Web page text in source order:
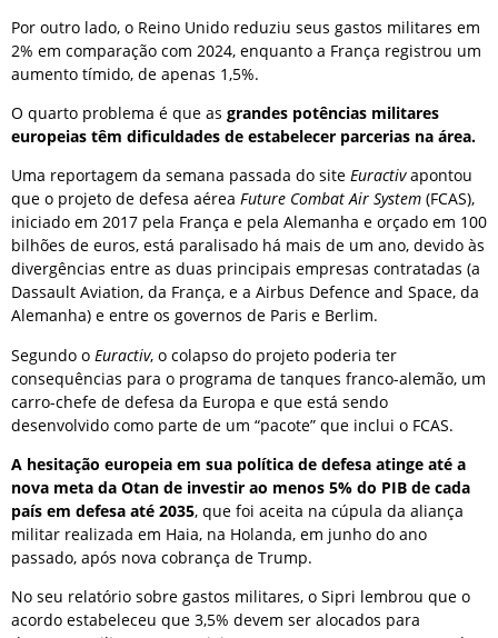
Por outro lado, o Reino Unido reduziu seus gastos militares em
2% em comparação com 2024, enquanto a França registrou um
aumento tímido, de apenas 1,5%.
O quarto problema é que as grandes potências militares
europeias têm dificuldades de estabelecer parcerias na área.
Uma reportagem da semana passada do site Euractivapontou
que o projeto de defesa aérea Future Combat Air System (FCAS),
iniciado em 2017 pela França e pela Alemanha e orçado em 100
bilhões de euros, está paralisado há mais de um ano, devido às
divergências entre as duas principais empresas contratadas (a
Dassault Aviation, da França, e a Airbus Defence and Space, da
Alemanha) e entre os governos de Paris e Berlim.
Segundo o Euractiv, o colapso do projeto poderia ter
consequências para o programa de tanques franco-alemão, um
carro-chefe de defesa da Europa e que está sendo
desenvolvido como parte de um “pacote” que inclui o FCAS.
A hesitação europeia em sua política de defesa atinge até a
nova meta da Otan de investir ao menos 5% do PIB de cada
país em defesa até 2035, que foi aceita na cúpula da aliança
militar realizada em Haia, na Holanda, em junho do ano
passado, após nova cobrança de Trump.
No seu relatório sobre gastos militares, o Sipri lembrou que o
acordo estabeleceu que 3,5% devem ser alocados para